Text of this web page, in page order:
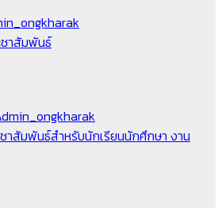
ชาสัมพันธ์
ชาสัมพันธ์สำหรับนักเรียนนักศึกษา งาน